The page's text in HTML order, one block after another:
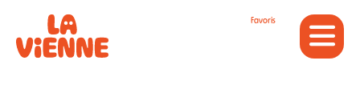
Favoris